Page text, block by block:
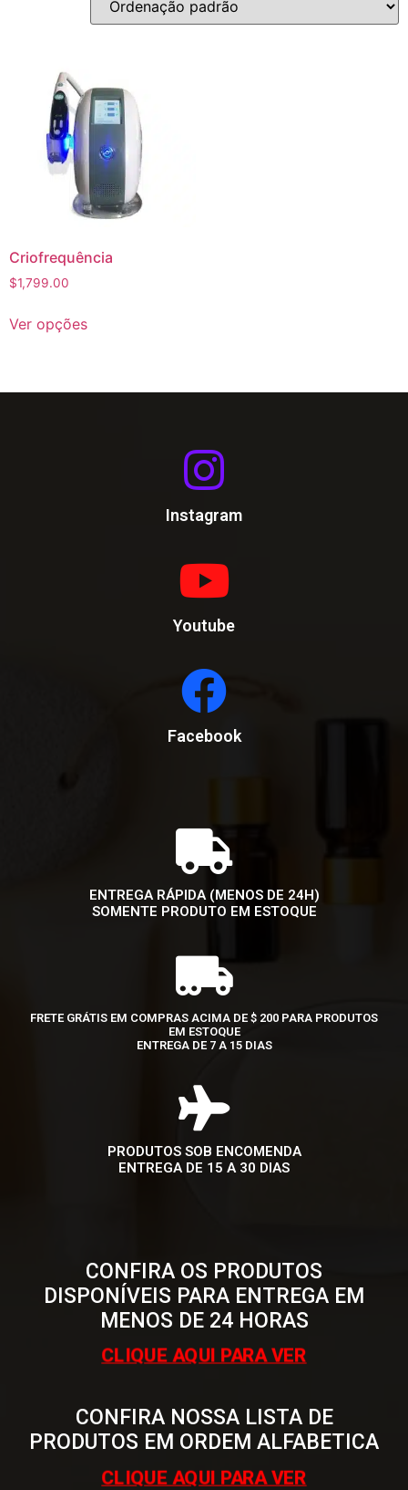
Criofrequência
$1,799.00
Ver opções
Instagram
Youtube
Facebook
ENTREGA RÁPIDA (MENOS DE 24H)
SOMENTE PRODUTO EM ESTOQUE
FRETE GRÁTIS EM COMPRAS ACIMA DE $ 200 PARA PRODUTOS
EM ESTOQUE
ENTREGA DE 7 A 15 DIAS
PRODUTOS SOB ENCOMENDA
ENTREGA DE 15 A 30 DIAS
CONFIRA OS PRODUTOS
DISPONÍVEIS PARA ENTREGA EM
MENOS DE 24 HORAS
CLIQUE AQUI PARA VER
CONFIRA NOSSA LISTA DE
PRODUTOS EM ORDEM ALFABETICA
CLIQUE AQUI PARA VER